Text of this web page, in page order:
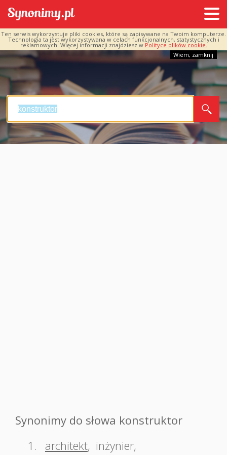
Ten serwis wykorzystuje pliki cookies, które są zapisywane na Twoim komputerze.
Technologia ta jest wykorzystywana w celach funkcjonalnych, statystycznych i
reklamowych. Więcej informacji znajdziesz w Polityce plików cookie.
Wiem, zamknij
Synonimy do słowa konstruktor
1.
architekt, inżynier,